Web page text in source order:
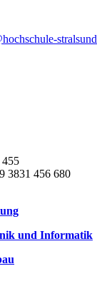
455
3831 456 680
und Informatik